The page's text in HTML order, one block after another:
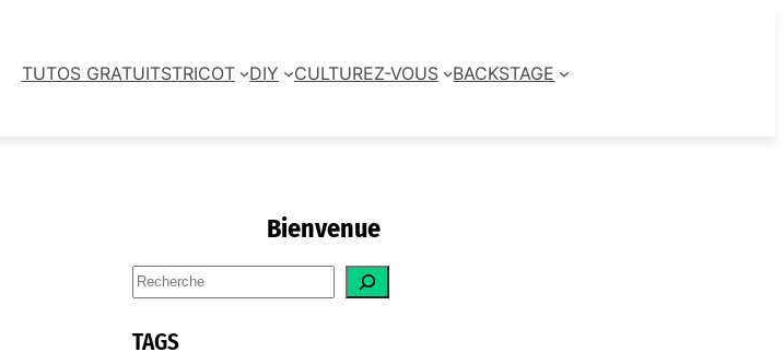
TUTOS GRATUITSTRICOT DIY CULTUREZ-VOUS BACKSTAGE
Bienvenue
S
e
a
r
TAGS